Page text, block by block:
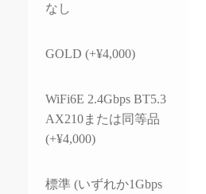
なし
GOLD (+¥4,000)
WiFi6E 2.4Gbps BT5.3
AX210または同等品
(+¥4,000)
標準 (いずれか1Gbps